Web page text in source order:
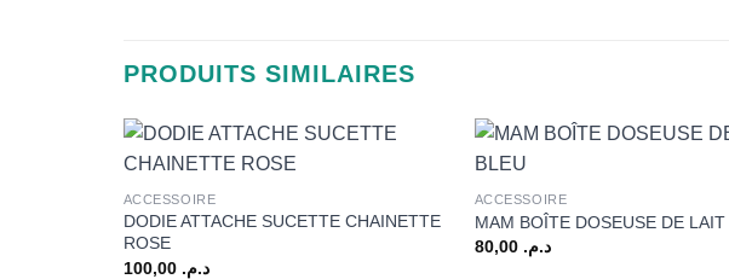
PRODUITS SIMILAIRES
+
ACCESSOIRE
DODIE ATTACHE SUCETTE CHAINETTE
ROSE
د.م. 100,00
+
ACCESSOIRE
MAM BOÎTE DOSEUSE DE LAIT
د.م. 80,00